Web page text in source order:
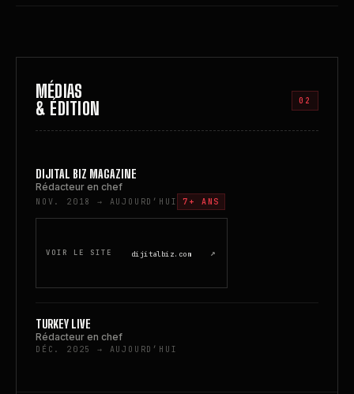
MÉDIAS
& ÉDITION
02
DIJITAL BIZ MAGAZINE
Rédacteur en chef
NOV. 2018 → AUJOURD’HUI 7+ ANS
VOIR LE SITE dijitalbiz.com ↗
TURKEY LIVE
Rédacteur en chef
DÉC. 2025 → AUJOURD’HUI